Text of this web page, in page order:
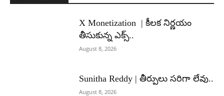
X Monetization | కీలక నిర్ణయం
తీసుకున్న ఎక్స్..
August 8, 2026
Sunitha Reddy | తీర్పులు సరిగా లేవు..
August 8, 2026